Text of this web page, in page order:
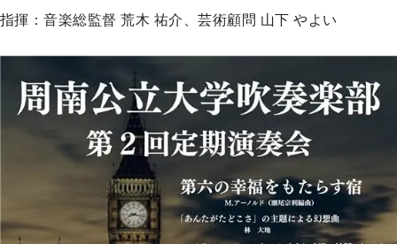
指揮：音楽総監督 荒木 祐介、芸術顧問 山下 やよい